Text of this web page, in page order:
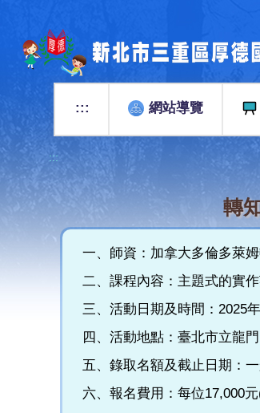
::: 網站導覽
:::
轉
一、師資：加拿大多倫多萊
二、課程內容：主題式的實
三、活動日期及時間：2025
四、活動地點：臺北市立龍門
五、錄取名額及截止日期：
六、報名費用：每位17,000